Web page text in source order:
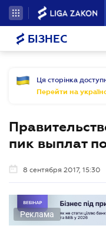
БІЗНЕС
Ця сторінка
Перейти на
пик выплат
8 сентября 2017, 15:30
Реклама